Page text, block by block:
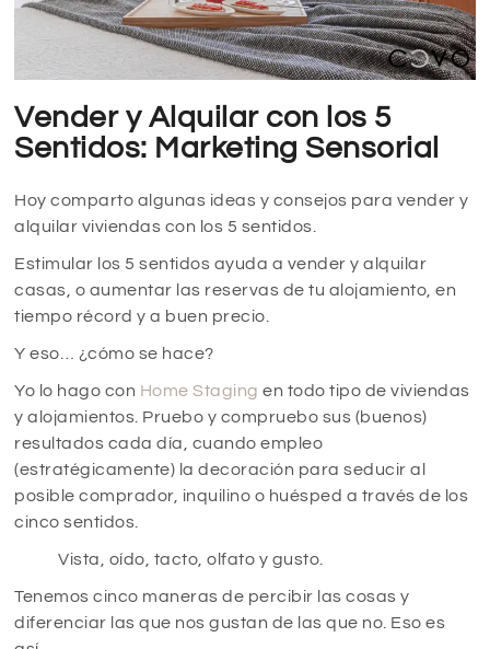
Vender y Alquilar con los 5
Sentidos: Marketing Sensorial
Hoy comparto algunas ideas y consejos para vender y
alquilar viviendas con los 5 sentidos.
Estimular los 5 sentidos ayuda a vender y alquilar
casas, o aumentar las reservas de tu alojamiento, en
tiempo récord y a buen precio.
Y eso… ¿cómo se hace?
Yo lo hago con Home Staging en todo tipo de viviendas
y alojamientos. Pruebo y compruebo sus (buenos)
resultados cada día, cuando empleo
(estratégicamente) la decoración para seducir al
posible comprador, inquilino o huésped a través de los
cinco sentidos.
Vista, oído, tacto, olfato y gusto.
Tenemos cinco maneras de percibir las cosas y
diferenciar las que nos gustan de las que no. Eso es